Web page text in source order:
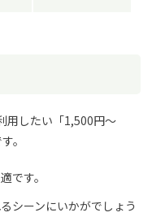
用したい「1,500円～
。
です。
シーンにいかがでしょう